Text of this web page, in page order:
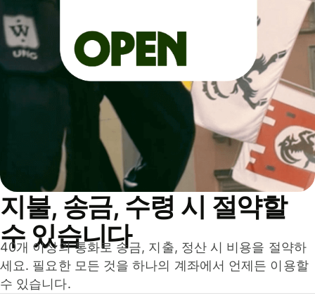
지불, 송금, 수령 시 절약할
수 있습니다
40개 이상의 통화로 송금, 지출, 정산 시 비용을 절약하
세요. 필요한 모든 것을 하나의 계좌에서 언제든 이용할
수 있습니다.